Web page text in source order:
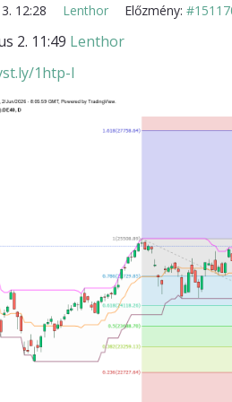
12:28 Lenthor Előzmény:
2. 11:49 Lenthor
1htp-l